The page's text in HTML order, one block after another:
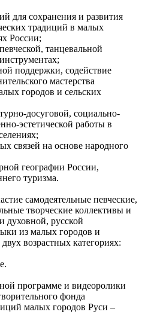
для сохранения и развития
традиций в малых
России;
танцевальной
поддержки, содействие
мастерства
городов и сельских
досуговой, социально-
эстетической работы в
связей на основе народного
географии России,
туризма.
самодеятельные певческие,
творческие коллективы и
духовной, русской
из малых городов и
возрастных категориях:
программе и видеоролики
фонда
малых городов Руси –